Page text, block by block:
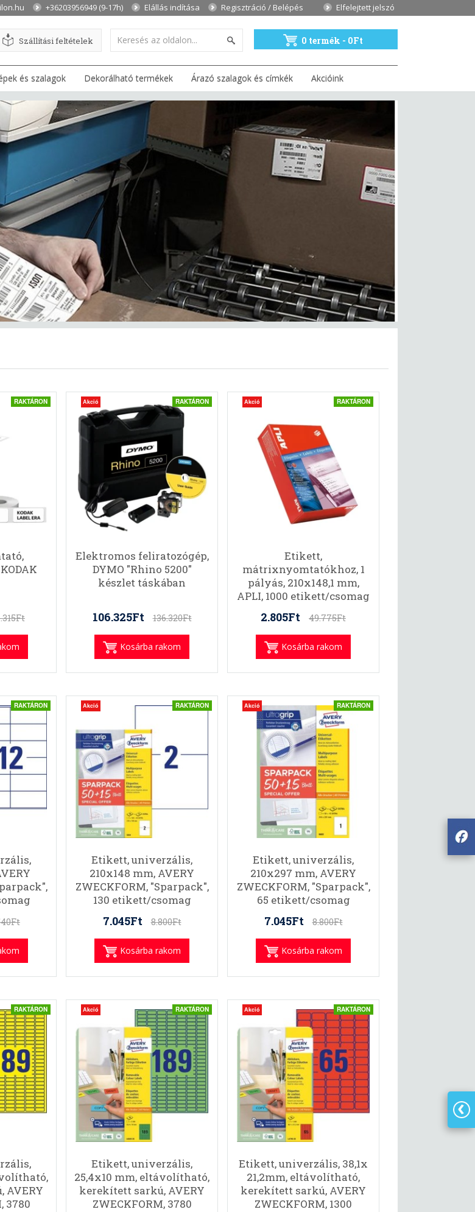
+36203956949 (9-17h) Elállás indítása Regisztráció / Belépés Elfelejtett jelszó
Szállítási feltételek 0 termék - 0Ft
és szalagok Dekorálható termékek Árazó szalagok és címkék Akcióink
RAKTÁRON Akció RAKTÁRON
Elektromos feliratozógép,
DYMO "Rhino 5200"
készlet táskában
106.325Ft 136.320Ft
Kosárba rakom
Akció RAKTÁRON
Etikett,
mátrixnyomtatókhoz, 1
pályás, 210x148,1 mm,
APLI, 1000 etikett/csomag
2.805Ft 49.775Ft
Kosárba rakom
RAKTÁRON Akció RAKTÁRON
Etikett, univerzális,
210x148 mm, AVERY
ZWECKFORM, "Sparpack",
130 etikett/csomag
7.045Ft 8.800Ft
Kosárba rakom
Akció RAKTÁRON
Etikett, univerzális,
210x297 mm, AVERY
ZWECKFORM, "Sparpack",
65 etikett/csomag
7.045Ft 8.800Ft
Kosárba rakom
RAKTÁRON
AVERY
3780
Akció RAKTÁRON
Etikett, univerzális,
25,4x10 mm, eltávolítható,
kerekített sarkú, AVERY
ZWECKFORM, 3780
Akció RAKTÁRON
Etikett, univerzális, 38,1x
21,2mm, eltávolítható,
kerekített sarkú, AVERY
ZWECKFORM, 1300